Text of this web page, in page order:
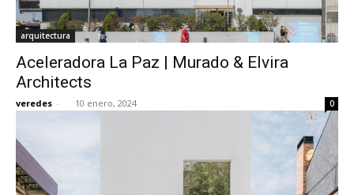
arquitectura
Aceleradora La Paz | Murado & Elvira
Architects
veredes - 10 enero, 2024 0